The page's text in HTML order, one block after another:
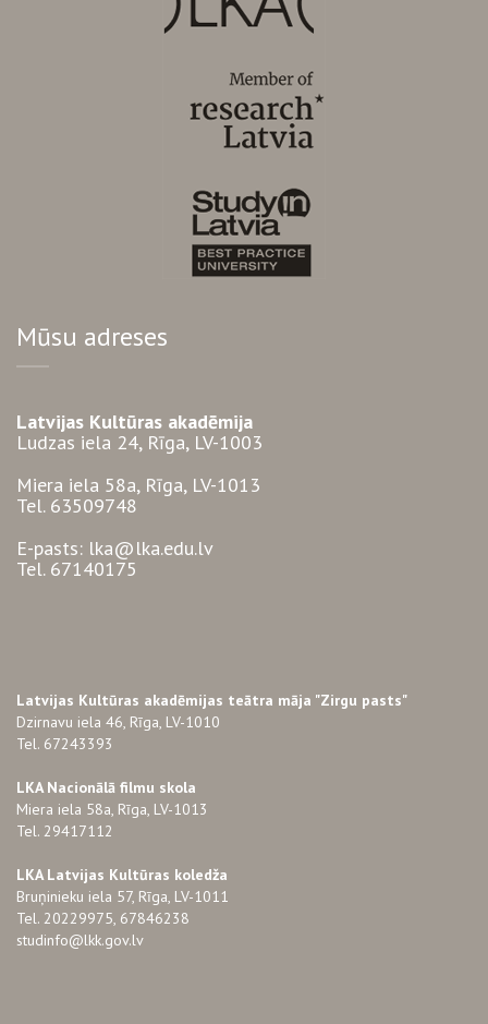
Mūsu adreses
Latvijas Kultūras akadēmija
Ludzas iela 24, Rīga, LV-1003
Miera iela 58a, Rīga, LV-1013
Tel. 63509748
E-pasts: lka@lka.edu.lv
Tel. 67140175
Latvijas Kultūras akadēmijas teātra māja "Zirgu pasts"
Dzirnavu iela 46, Rīga, LV-1010
Tel. 67243393
LKA Nacionālā filmu skola
Miera iela 58a, Rīga, LV-1013
Tel. 29417112
LKA Latvijas Kultūras koledža
Bruņinieku iela 57, Rīga, LV-1011
Tel. 20229975, 67846238
studinfo@lkk.gov.lv